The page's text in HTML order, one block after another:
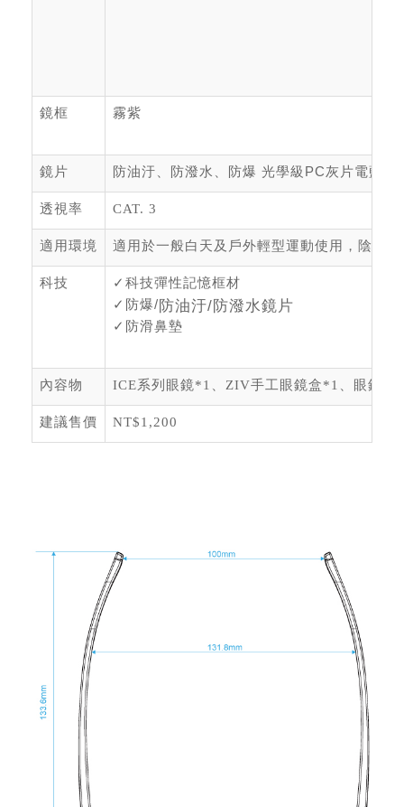
鏡框 霧紫
鏡片 防油汙、防潑水、防爆 光學級 PC灰片電藍多
透視率 CAT. 3
適用環境 適用於一般白天及戶外輕型運動使用，陰天
科技 ✓ 科技彈性記憶框材
✓ 防爆/ 防油汙/防潑水鏡片
✓ 防滑鼻墊
內容物 ICE系列眼鏡*1、ZIV手工眼鏡盒*1、眼鏡布
建議售價 NT$1,200